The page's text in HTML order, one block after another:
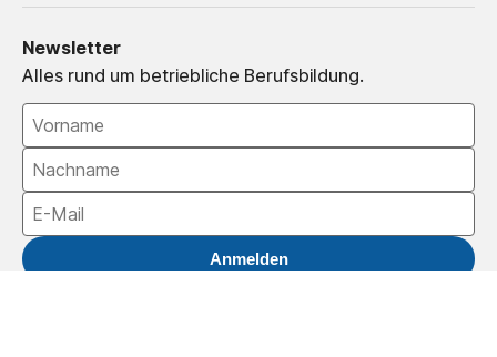
Newsletter
Alles rund um betriebliche Berufsbildung.
Anmelden